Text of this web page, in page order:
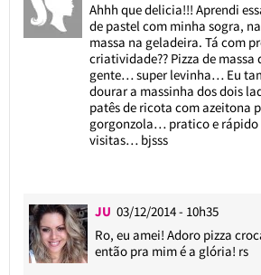
Ahhh que delicia!!! Aprendi
de pastel com minha sogra,
massa na geladeira. Tá com
criatividade?? Pizza de massa
gente… super levinha… Eu
dourar a massinha dos dois
patês de ricota com azeitona
gorgonzola… pratico e rápido
visitas… bjsss
JU 03/12/2014 - 10h35
Ro, eu amei! Adoro pizza
então pra mim é a glória! rs